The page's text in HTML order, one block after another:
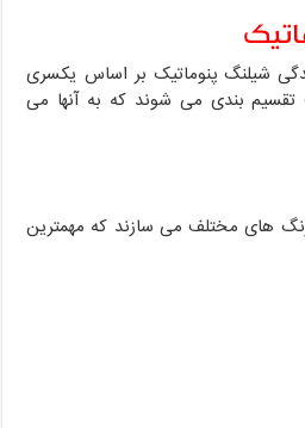
شیلنگ پنوماتیک بر اساس یکسری
تقسیم بندی می شوند که به آنها می
های مختلف می سازند که مهمترین